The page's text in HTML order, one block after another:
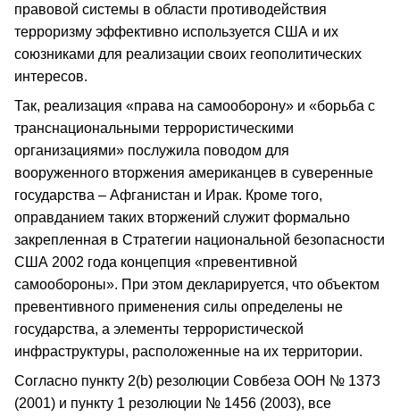
правовой системы в области противодействия
терроризму эффективно используется США и их
союзниками для реализации своих геополитических
интересов.
Так, реализация «права на самооборону» и «борьба с
транснациональными террористическими
организациями» послужила поводом для
вооруженного вторжения американцев в суверенные
государства – Афганистан и Ирак. Кроме того,
оправданием таких вторжений служит формально
закрепленная в Стратегии национальной безопасности
США 2002 года концепция «превентивной
самообороны». При этом декларируется, что объектом
превентивного применения силы определены не
государства, а элементы террористической
инфраструктуры, расположенные на их территории.
Согласно пункту 2(b) резолюции Совбеза ООН № 1373
(2001) и пункту 1 резолюции № 1456 (2003), все